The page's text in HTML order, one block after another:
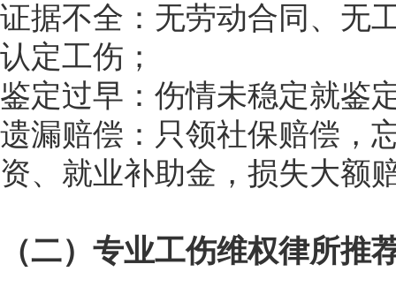
证据不全：无劳动合同、无
认定工伤；
鉴定过早：伤情未稳定就鉴
遗漏赔偿：只领社保赔偿，
资、就业补助金，损失大额
（二）专业工伤维权律所推